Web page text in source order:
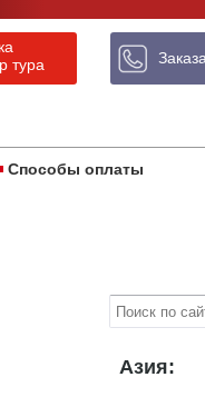
тура
Способы оплаты
Азия: